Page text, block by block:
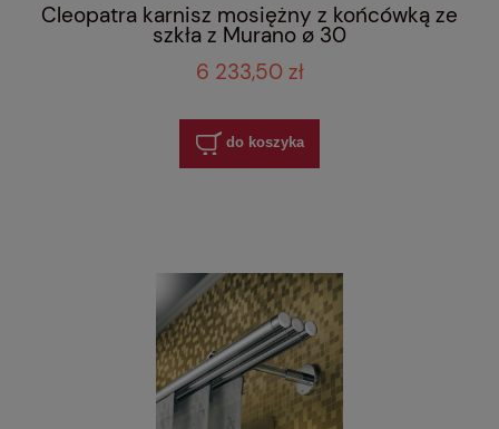
Cleopatra karnisz mosiężny z końcówką ze
szkła z Murano ø 30
6 233,50 zł
do koszyka